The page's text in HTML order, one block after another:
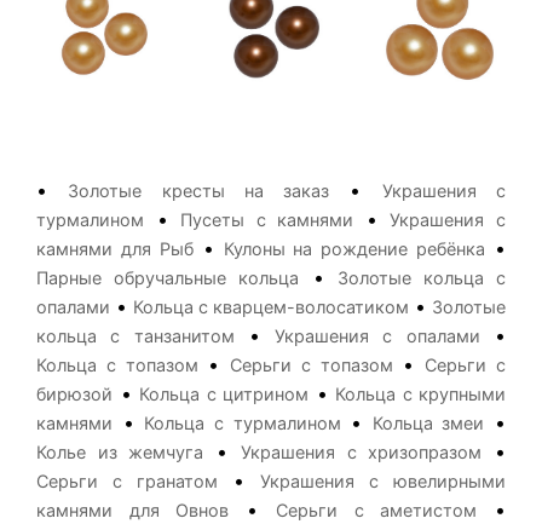
• Золотые кресты на заказ •
Украшения с
турмалином
• Пусеты с камнями •Украшения с
камнями для Рыб• Кулоны на рождение ребёнка •
Парные обручальные кольца •
Золотые кольца с
опалами • Кольца с кварцем-волосатиком • Золотые
кольца с танзанитом
•Украшения с опалами •
Кольца с топазом • Серьги с топазом •
Серьги с
бирюзой • Кольца с цитрином • Кольца с крупными
камнями
• Кольца с турмалином • Кольца змеи •
Колье из жемчуга • Украшения с хризопразом •
Серьги с гранатом • Украшения с ювелирными
камнями для Овнов
• Серьги с аметистом •